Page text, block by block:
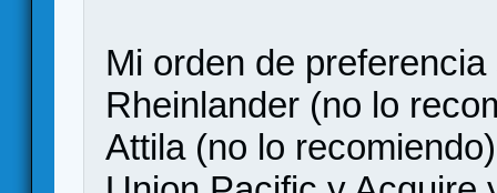
Mi orden de
Rheinlander (no lo
Attila (no lo recomiendo)